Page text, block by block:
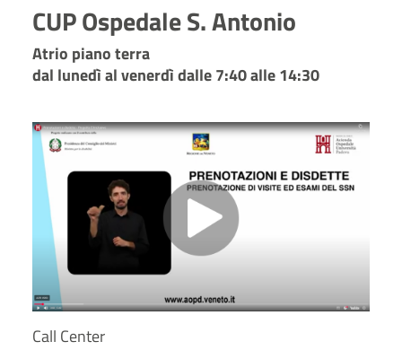
CUP Ospedale S. Antonio
Atrio piano terra
dal lunedì al venerdì dalle 7:40 alle 14:30
Call Center